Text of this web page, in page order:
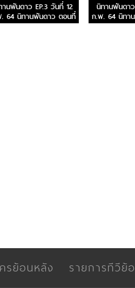
นพันดาว EP.3 วันที่ 12
64 นิทานพันดาว ตอนที่
3
นิทานพันดา
ก.พ. 64 นิทา
รย้อนหลัง รายการทีวีย้